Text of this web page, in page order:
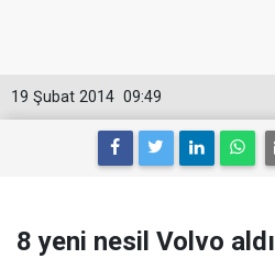
09:49
19 Şubat 2014
8 yeni nesil Volvo aldı